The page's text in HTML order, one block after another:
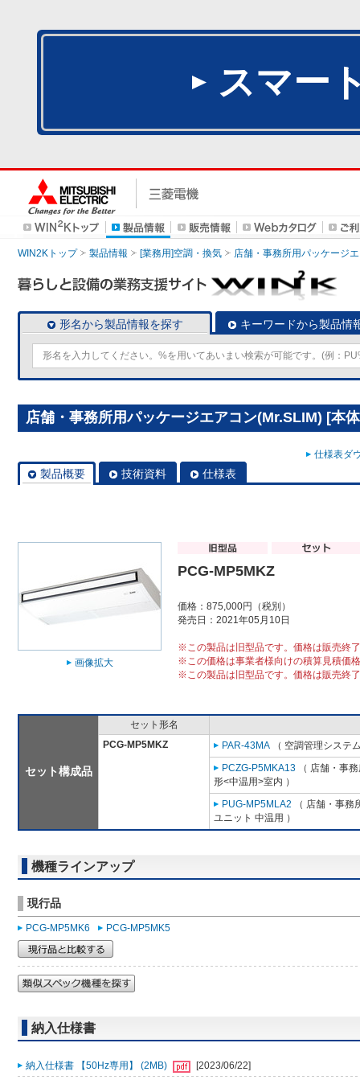
スマー
WIN2Kトップ 製品情報 [業務用]空調・換気 店舗・事務所用パッケージ
形名から製品情報を探す キーワードから製品情
店舗・事務所用パッケージエアコン(Mr.SLIM) [本
仕様表ダ
製品概要 技術資料 仕様表
画像拡大
PCG-MP5MKZ
価格：875,000円（税別）
発売日：2021年05月10日
※この製品は旧型品です。価格は販売終
※この価格は事業者様向けの積算見積価
※この製品は旧型品です。価格は販売終
セット構成品
セット形名
PCG-MP5MKZ
PAR-43MA （ 空調管理システ
PCZG-P5MKA13 （ 店舗・事
形<中温用>室内 ）
PUG-MP5MLA2 （ 店舗・事務
ユニット 中温用 ）
機種ラインアップ
現行品
PCG-MP5MK6 PCG-MP5MK5
納入仕様書
納入仕様書 【50Hz専用】 (2MB)
[2023/06/22]